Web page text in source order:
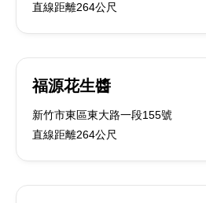
直線距離264公尺
福源花生醬
新竹市東區東大路一段155號
直線距離264公尺